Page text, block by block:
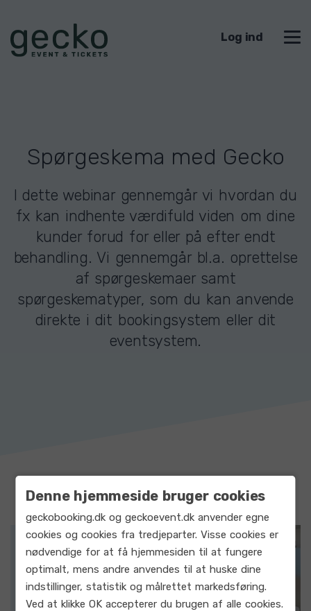
Denne hjemmeside bruger cookies
geckobooking.dk og geckoevent.dk anvender egne
cookies og cookies fra tredjeparter. Visse cookies er
nødvendige for at få hjemmesiden til at fungere
optimalt, mens andre anvendes til at huske dine
indstillinger, statistik og målrettet markedsføring.
Ved at klikke OK accepterer du brugen af alle cookies.
Log ind
Spørgeskema med Gecko
I dette webinar gennemgår vi hvordan du
fx kan indhente værdifuld viden om dine
kunder forud for eller på efter endt
behandling. Vi gennemgår bl.a. oprettelse
af spørgeskemaer samt
spørgeskematyper, som du kan anvende
direkte i dit bookingsystem eller dit
eventsystem.